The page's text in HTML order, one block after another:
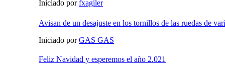
Iniciado porfxagiler
Avisan de un desajuste en los tornillos de las ruedas de
Iniciado porGAS GAS
Feliz Navidad y esperemos el año 2.021